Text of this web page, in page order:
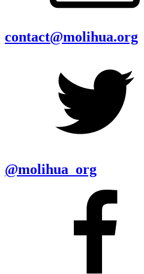
contact@molihua.org
@molihua_org